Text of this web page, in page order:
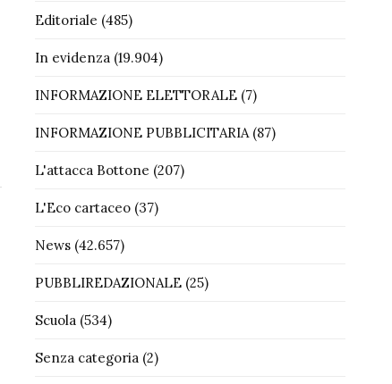
Editoriale (485)
In evidenza(19.904)
INFORMAZIONE ELETTORALE(7)
INFORMAZIONE PUBBLICITARIA(87)
L'attacca Bottone (207)
L'Eco cartaceo(37)
News(42.657)
PUBBLIREDAZIONALE(25)
Scuola(534)
Senza categoria(2)